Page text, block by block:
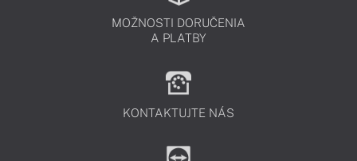
MOŽNOSTI DORUČENIA
A PLATBY
KONTAKTUJTE NÁS